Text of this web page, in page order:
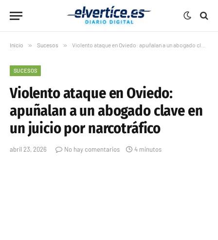
Inicio » Sucesos » Violento ataque en Oviedo: apuñalan a un abogado clave en un juicio por narcotráfico
SUCESOS
Violento ataque en Oviedo:
apuñalan a un abogado clave en
un juicio por narcotráfico
abril 23, 2026 No hay comentarios 4 minutos